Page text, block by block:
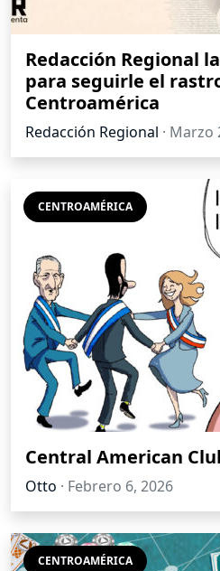
Redacción Regional
para seguirle el
Centroamérica
Redacción Regional · Marzo
CENTROAMÉRICA
Central American
Otto · Febrero 6, 2026
CENTROAMÉRICA